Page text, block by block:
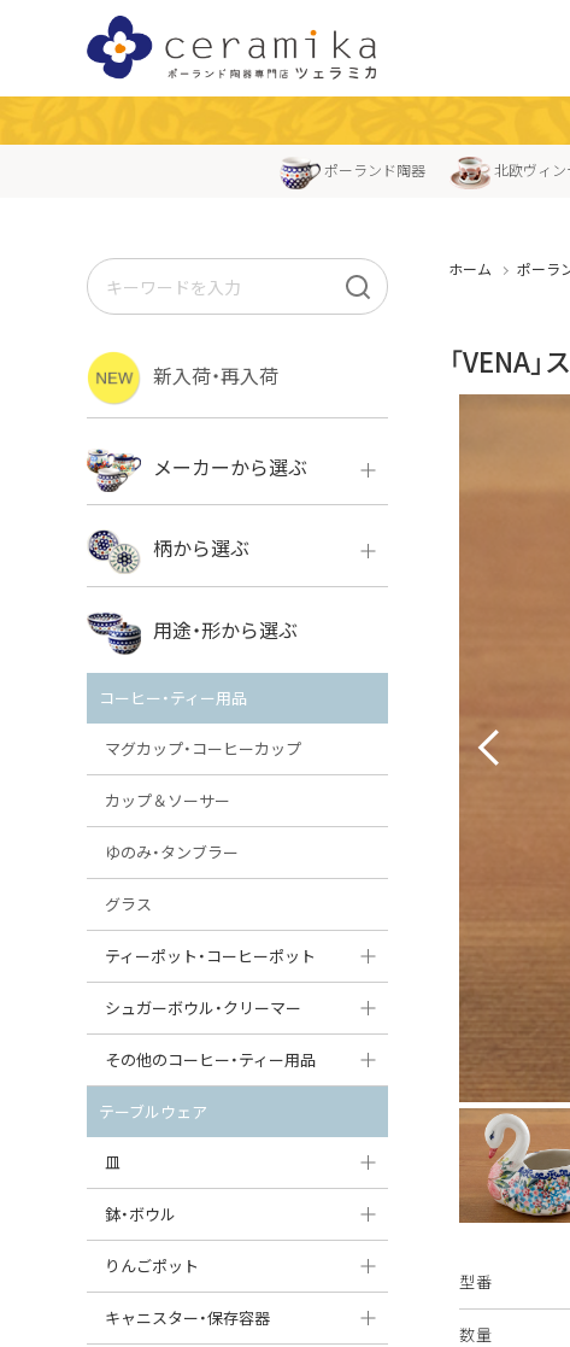
ポーランド陶器 北欧ヴィン
ホーム ポーラ
「VENA
型番
数量
新入荷・再入荷
メーカーから選ぶ
ボレス
VENA
ミレナ
柄から選ぶ
ボレス
用途・形から選ぶ
コーヒー・ティー用品
マグカップ・コーヒーカップ
カップ＆ソーサー
ゆのみ・タンブラー
グラス
ティーポット・コーヒーポット
ティーポット
コーヒーポット
シュガーボウル・クリーマー
シュガーボウル
クリーマー
その他のコーヒー・ティー用品
ポットウォーマー
ピッチャー
コーヒードリッパー
すべて見る
テーブルウェア
皿
大皿（24cm〜）
中皿（18〜24cm）
鉢・ボウル
大鉢（21cm〜）
中鉢（16〜21cm）
りんごポット
りんごポット
キャニスター・保存容器